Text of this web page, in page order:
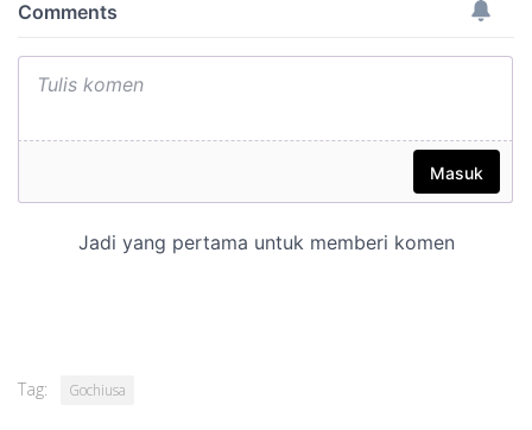
Tag: Gochiusa